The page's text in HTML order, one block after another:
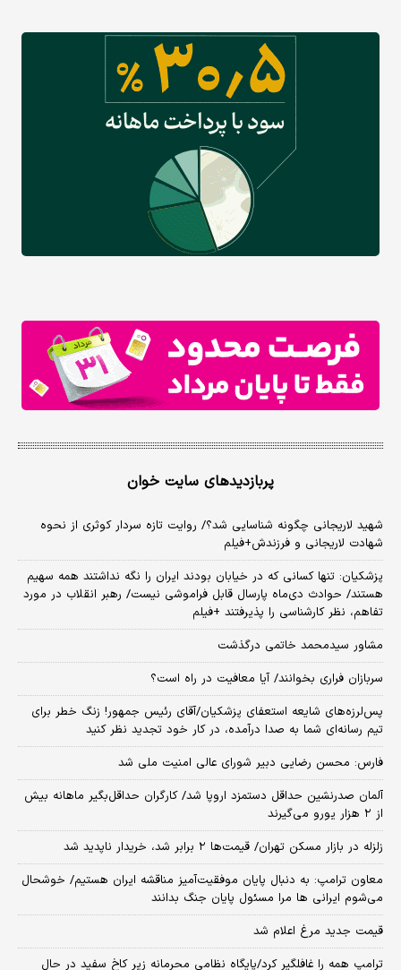
پربازدیدهای سایت خوان
شهید لاریجانی چگونه شناسایی شد؟/ روایت تازه سردار کوثری از نحوه
شهادت لاریجانی و فرزندش+فیلم
پزشکیان: تنها کسانی که در خیابان بودند ایران را نگه نداشتند همه سهیم
هستند/ حوادث دی‌ماه پارسال قابل فراموشی نیست/ رهبر انقلاب در مورد
تفاهم، نظر کارشناسی را پذیرفتند +فیلم
مشاور سیدمحمد خاتمی درگذشت
سربازان فراری بخوانند/ آیا معافیت در راه است؟
پس‌لرزه‌های شایعه استعفای پزشکیان/آقای رئیس جمهور! زنگ خطر برای
تیم رسانه‌ای شما به صدا درآمده، در کار خود تجدید نظر کنید
فارس: محسن رضایی دبیر شورای عالی امنیت ملی شد
آلمان صدرنشین حداقل دستمزد اروپا شد/ کارگران حداقل‌بگیر ماهانه بیش
از ۲ هزار یورو می‌گیرند
زلزله در بازار مسکن تهران/ قیمت‌ها ۲ برابر شد، خریدار ناپدید شد
معاون ترامپ: به دنبال پایان موفقیت‌آمیز مناقشه ایران هستیم/ خوشحال
می‌شوم ایرانی ها مرا مسئول پایان جنگ بدانند
قیمت جدید مرغ اعلام شد
ترامپ همه را غافلگیر کرد/پایگاه نظامی محرمانه زیر کاخ سفید در حال